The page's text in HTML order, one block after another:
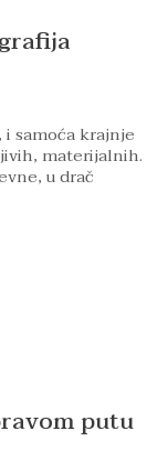
samoća krajnje
materijalnih.
u drač
putu